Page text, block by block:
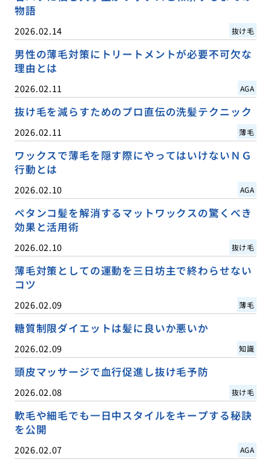
物語
2026.02.14 抜け毛
男性の薄毛対策にトリートメントが必要不可欠な
理由とは
2026.02.11 AGA
抜け毛を減らすためのプロ直伝の洗髪テクニック
2026.02.11 薄毛
ワックスで薄毛を隠す際にやってはいけないＮＧ
行動とは
2026.02.10 AGA
ペタンコ髪を解消するマットワックスの驚くべき
効果と活用術
2026.02.10 抜け毛
薄毛対策としての運動を三日坊主で終わらせない
コツ
2026.02.09 薄毛
糖質制限ダイエットは髪に良いか悪いか
2026.02.09 知識
頭皮マッサージで血行促進し抜け毛予防
2026.02.08 抜け毛
軟毛や細毛でも一日中スタイルをキープする秘訣
を公開
2026.02.07 AGA